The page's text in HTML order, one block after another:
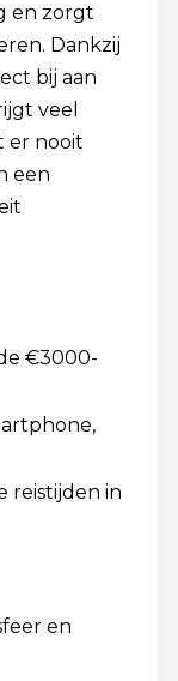
en zorgt
Dankzij
bij aan
veel
er nooit
een
€3000-
reistijden in
en